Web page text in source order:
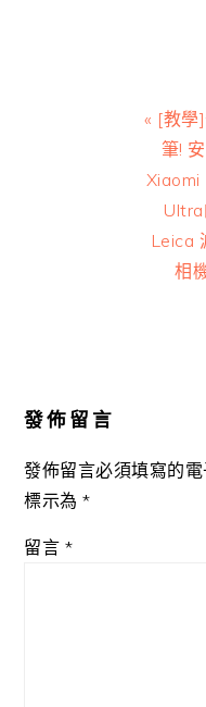
Post:
« [教學
筆!
Xiaomi
Leica
相
發佈留言
發佈留言必須填寫的
標示為*
留言 *